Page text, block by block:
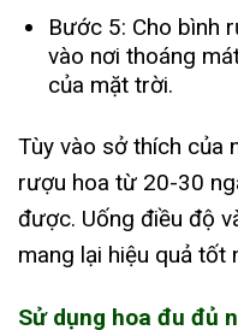
Bước 5: Cho bình
vào nơi thoáng
của mặt trời.
Tùy vào sở thích của
rượu hoa từ 20-30
được. Uống điều độ
mang lại hiệu quả tốt
Sử dụng hoa đu đủ